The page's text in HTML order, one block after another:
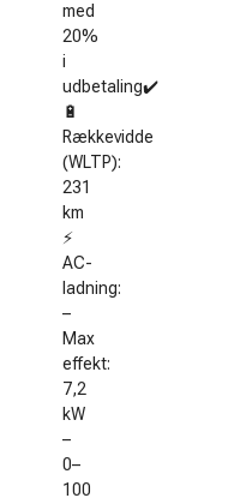
med
20%
i
udbetaling✔️
🔋
Rækkevidde
(WLTP):
231
km
⚡
AC-
ladning:
–
Max
effekt:
7,2
kW
–
0–
100